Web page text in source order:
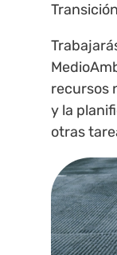
recursos
y la
otras